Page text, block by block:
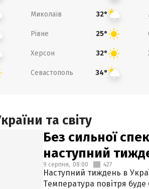
Миколаїв 32°
Рівне 25°
Херсон 32°
Севастополь 34°
та світу
Без сильної
наступний
9 серпня, 08:00 427
Наступний тиждень в
Температура повітря